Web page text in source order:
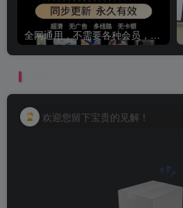
全网通用，不需要各种会员，再也不缺电影看！！
欢迎您留下宝贵的见解！